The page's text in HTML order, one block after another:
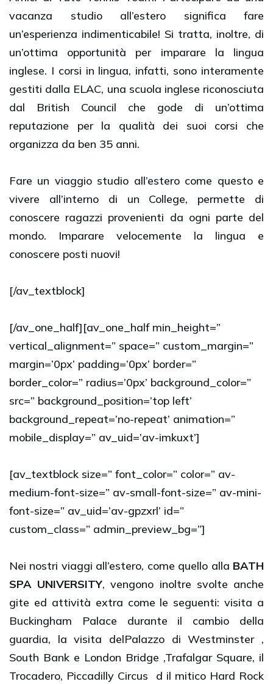
vacanza studio all’estero significa fare
un’esperienza indimenticabile! Si tratta, inoltre, di
un’ottima opportunità per imparare la lingua
inglese. I corsi in lingua, infatti, sono interamente
gestiti dalla ELAC, una scuola inglese riconosciuta
dal British Council che gode di un’ottima
reputazione per la qualità dei suoi corsi che
organizza da ben 35 anni.
Fare un viaggio studio all’estero come questo e
vivere all’interno di un College, permette di
conoscere ragazzi provenienti da ogni parte del
mondo. Imparare velocemente la lingua e
conoscere posti nuovi!
[/av_textblock]
[/av_one_half][av_one_half min_height=”
vertical_alignment=” space=” custom_margin=”
margin=’0px’ padding=’0px’ border=”
border_color=” radius=’0px’ background_color=”
src=” background_position=’top left’
background_repeat=’no-repeat’ animation=”
mobile_display=” av_uid=’av-imkuxt’]
[av_textblock size=” font_color=” color=” av-
medium-font-size=” av-small-font-size=” av-mini-
font-size=” av_uid=’av-gpzxrl’ id=”
custom_class=” admin_preview_bg=”]
Nei nostri viaggi all’estero, come quello alla BATH
SPA UNIVERSITY, vengono inoltre svolte anche
gite ed attività extra come le seguenti: visita a
Buckingham Palace durante il cambio della
guardia, la visita delPalazzo di Westminster ,
South Bank e London Bridge ,Trafalgar Square, il
Trocadero, Piccadilly Circus d il mitico Hard Rock